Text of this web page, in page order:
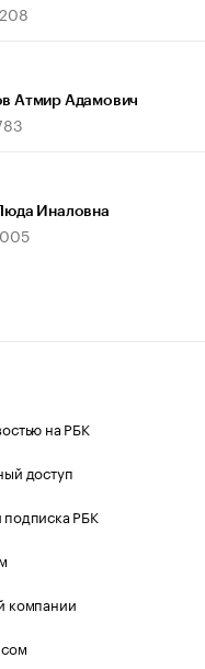
Атмир Адамович
Иналовна
на РБК
доступ
подписка РБК
компании